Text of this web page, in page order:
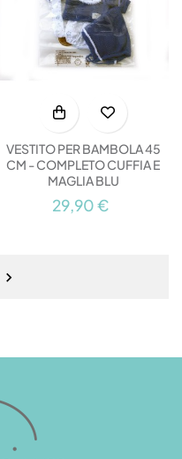
VESTITO PER BAMBOLA 45
CM - COMPLETO CUFFIA E
MAGLIA BLU
29,90 €
